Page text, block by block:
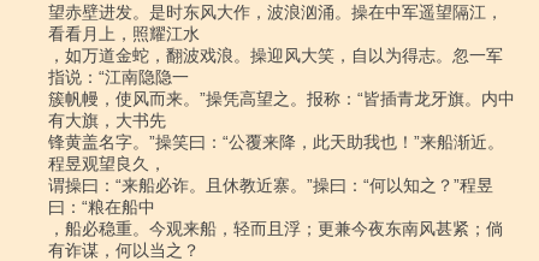
望赤壁进发。是时东风大作，波浪汹涌。操在中军遥望隔江，
看看月上，照耀江水
，如万道金蛇，翻波戏浪。操迎风大笑，自以为得志。忽一军
指说：“江南隐隐一
簇帆幔，使风而来。”操凭高望之。报称：“皆插青龙牙旗。内中
有大旗，大书先
锋黄盖名字。”操笑曰：“公覆来降，此天助我也！”来船渐近。
程昱观望良久，
谓操曰：“来船必诈。且休教近寨。”操曰：“何以知之？”程昱
曰：“粮在船中
，船必稳重。今观来船，轻而且浮；更兼今夜东南风甚紧；倘
有诈谋，何以当之？